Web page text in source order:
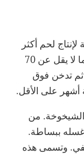
لحم أكثر
لطفا ولذيذة. يجب الشفاء ، المسنين وتجفيف ما لا يقل عن 70
ثم تدخن فوق
أشهر على الأقل.
الشيخوخة. من
ببساطة.
وتسمى هذه